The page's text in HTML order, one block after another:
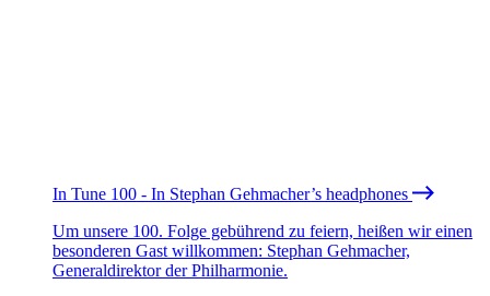
In Tune 100 - In Stephan Gehmacher’s headphones
Um unsere 100. Folge gebührend zu feiern, heißen wir einen
besonderen Gast willkommen: Stephan Gehmacher,
Generaldirektor der Philharmonie.